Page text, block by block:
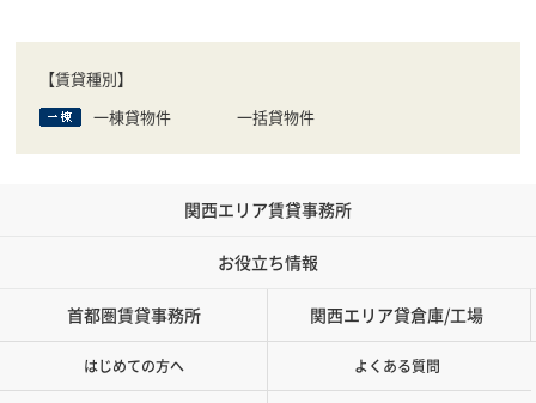
【賃貸種別】
一棟貸物件
一括貸物件
関西エリア賃貸事務所
お役立ち情報
首都圏賃貸事務所 関西エリア貸倉庫/工場
はじめての方へ よくある質問